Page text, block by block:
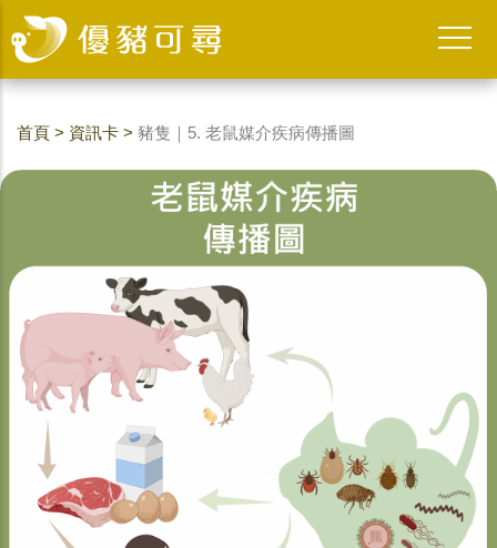
首頁 > 資訊卡 > 豬隻｜5. 老鼠媒介疾病傳播圖